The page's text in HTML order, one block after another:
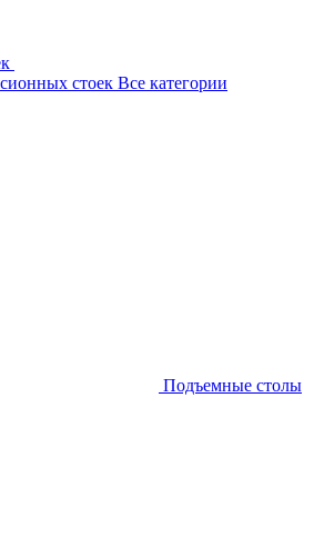
стоек Все категории
Подъемные столы